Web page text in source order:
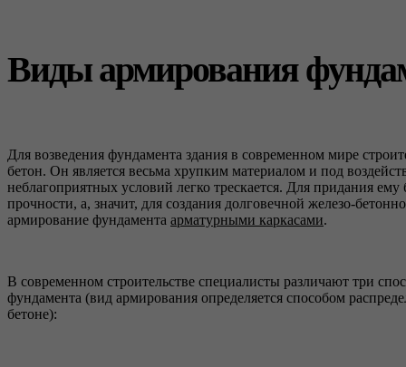
Виды армирования
Для возведения фундамента здания в современном мире
бетон. Он является весьма хрупким материалом и под
неблагоприятных условий легко трескается. Для придания
прочности, а, значит, для создания долговечной железо-
армирование фундамента арматурными каркасами.
В современном строительстве специалисты различают три
фундамента (вид армирования определяется способом
бетоне):